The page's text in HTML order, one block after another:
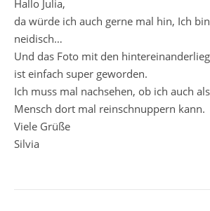
Hallo Julia,
da würde ich auch gerne mal hin, Ich
neidisch…
Und das Foto mit den
ist einfach super geworden.
Ich muss mal nachsehen, ob ich auch
Mensch dort mal reinschnuppern kann.
Viele Grüße
Silvia